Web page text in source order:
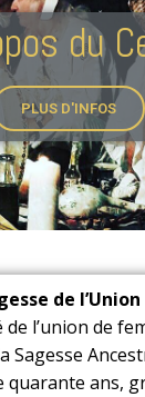
du
PLUS D'INFOS
de
de l’union de
Sagesse
quarante ans,